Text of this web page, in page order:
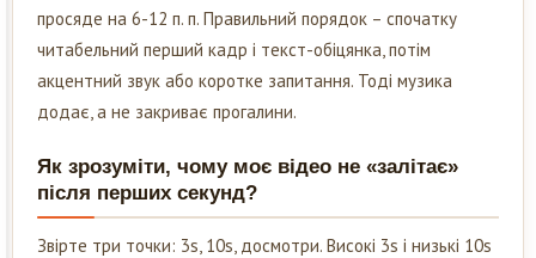
просяде на 6-12 п. п. Правильний порядок – спочатку
читабельний перший кадр і текст-обіцянка, потім
акцентний звук або коротке запитання. Тоді музика
додає, а не закриває прогалини.
Як зрозуміти, чому моє відео не «залітає»
після перших секунд?
Звірте три точки: 3s, 10s, досмотри. Високі 3s і низькі 10s